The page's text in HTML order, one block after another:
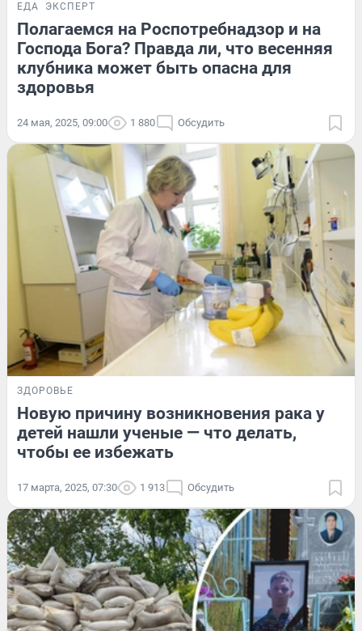
ЕДА ЭКСПЕРТ
Полагаемся на Роспотребнадзор и на
Господа Бога? Правда ли, что весенняя
клубника может быть опасна для
здоровья
24 мая, 2025, 09:00 1 880 Обсудить
ЗДОРОВЬЕ
Новую причину возникновения рака у
детей нашли ученые — что делать,
чтобы ее избежать
17 марта, 2025, 07:30 1 913 Обсудить